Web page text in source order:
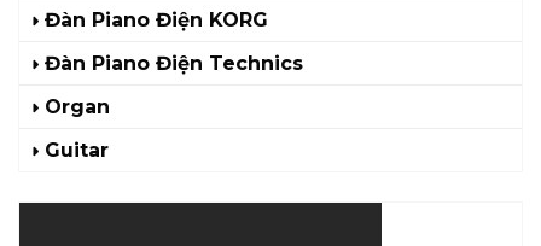
Đàn Piano Điện KORG
Đàn Piano Điện Technics
Organ
Guitar